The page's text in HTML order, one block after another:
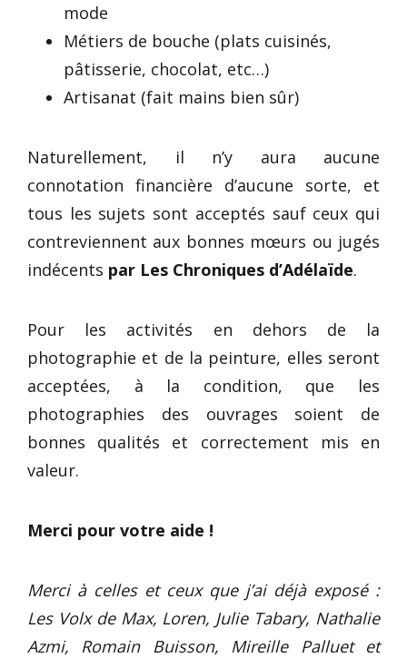
mode
Métiers de bouche (plats cuisinés,
pâtisserie, chocolat, etc…)
Artisanat (fait mains bien sûr)
Naturellement, il n’y aura aucune
connotation financière d’aucune sorte, et
tous les sujets sont acceptés sauf ceux qui
contreviennent aux bonnes mœurs ou jugés
indécents par Les Chroniques d’Adélaïde.
Pour les activités en dehors de la
photographie et de la peinture, elles seront
acceptées, à la condition, que les
photographies des ouvrages soient de
bonnes qualités et correctement mis en
valeur.
Merci pour votre aide !
Merci à celles et ceux que j’ai déjà exposé :
Les Volx de Max, Loren, Julie Tabary, Nathalie
Azmi, Romain Buisson, Mireille Palluet et